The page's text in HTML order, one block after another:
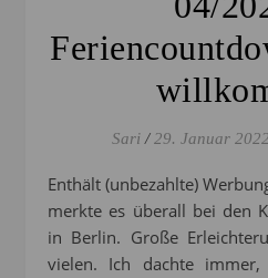
Sari / 29. Januar 2022
Enthält (unbezahlte) Werbung* Juchuuu, Ferien. Man
merkte es überall bei den
in Berlin. Große
vielen. Ich dachte